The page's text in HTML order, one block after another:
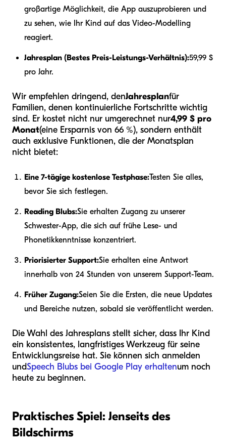
großartige Möglichkeit, die App auszuprobieren und
zu sehen, wie Ihr Kind auf das Video-Modelling
reagiert.
Jahresplan (Bestes Preis-Leistungs-Verhältnis):59,99 $
pro Jahr.
Wir empfehlen dringend, denJahresplanfür
Familien, denen kontinuierliche Fortschritte wichtig
sind. Er kostet nicht nur umgerechnet nur4,99 $ pro
Monat(eine Ersparnis von 66 %), sondern enthält
auch exklusive Funktionen, die der Monatsplan
nicht bietet:
Eine 7-tägige kostenlose Testphase:Testen Sie alles,
bevor Sie sich festlegen.
Reading Blubs:Sie erhalten Zugang zu unserer
Schwester-App, die sich auf frühe Lese- und
Phonetikkenntnisse konzentriert.
Priorisierter Support:Sie erhalten eine Antwort
innerhalb von 24 Stunden von unserem Support-Team.
Früher Zugang:Seien Sie die Ersten, die neue Updates
und Bereiche nutzen, sobald sie veröffentlicht werden.
Die Wahl des Jahresplans stellt sicher, dass Ihr Kind
ein konsistentes, langfristiges Werkzeug für seine
Entwicklungsreise hat. Sie können sich anmelden
undSpeech Blubs bei Google Play erhaltenum noch
heute zu beginnen.
Praktisches Spiel: Jenseits des
Bildschirms